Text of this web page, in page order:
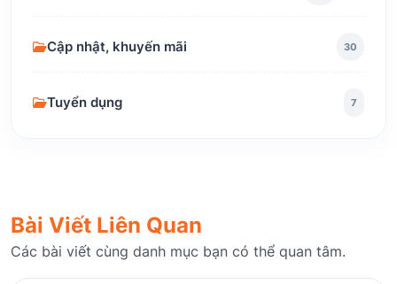
Cập nhật, khuyến mãi 30
Tuyển dụng 7
Bài Viết Liên Quan
Các bài viết cùng danh mục bạn có thể quan tâm.